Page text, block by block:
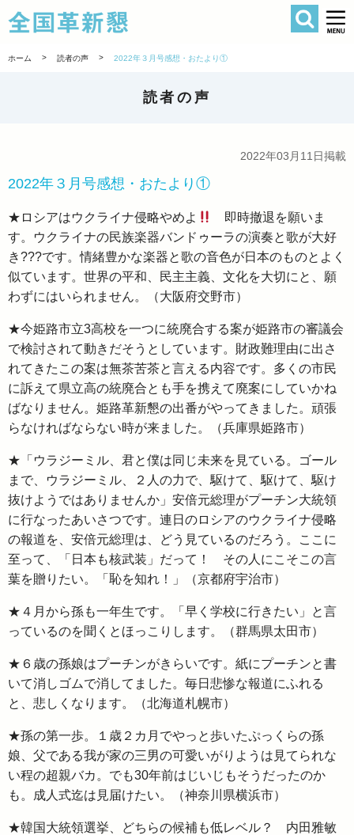
全国革新懇
検索
ホーム > 読者の声 > 2022年３月号感想・おたより①
読者の声
2022年03月11日掲載
2022年３月号感想・おたより①
★ロシアはウクライナ侵略やめよ
即時撤退を願いま
す。ウクライナの民族楽器バンドゥーラの演奏と歌が大好
き???です。情緒豊かな楽器と歌の音色が日本のものとよく
似ています。世界の平和、民主主義、文化を大切にと、願
わずにはいられません。（大阪府交野市）
★今姫路市立3高校を一つに統廃合する案が姫路市の審議会
で検討されて動きだそうとしています。財政難理由に出さ
れてきたこの案は無茶苦茶と言える内容です。多くの市民
に訴えて県立高の統廃合とも手を携えて廃案にしていかね
ばなりません。姫路革新懇の出番がやってきました。頑張
らなければならない時が来ました。（兵庫県姫路市）
★「ウラジーミル、君と僕は同じ未来を見ている。ゴール
まで、ウラジーミル、２人の力で、駆けて、駆けて、駆け
抜けようではありませんか」安倍元総理がプーチン大統領
に行なったあいさつです。連日のロシアのウクライナ侵略
の報道を、安倍元総理は、どう見ているのだろう。ここに
至って、「日本も核武装」だって！ その人にこそこの言
葉を贈りたい。「恥を知れ！」（京都府宇治市）
★４月から孫も一年生です。「早く学校に行きたい」と言
っているのを聞くとほっこりします。（群馬県太田市）
★６歳の孫娘はプーチンがきらいです。紙にプーチンと書
いて消しゴムで消してました。毎日悲惨な報道にふれる
と、悲しくなります。（北海道札幌市）
★孫の第一歩。１歳２カ月でやっと歩いたぷっくらの孫
娘、父である我が家の三男の可愛いがりようは見てられな
い程の超親バカ。でも30年前はじいじもそうだったのか
も。成人式迄は見届けたい。（神奈川県横浜市）
★韓国大統領選挙、どちらの候補も低レベル？ 内田雅敏